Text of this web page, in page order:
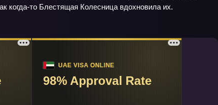
когда-то Блестящая Колесница вдохновила их.